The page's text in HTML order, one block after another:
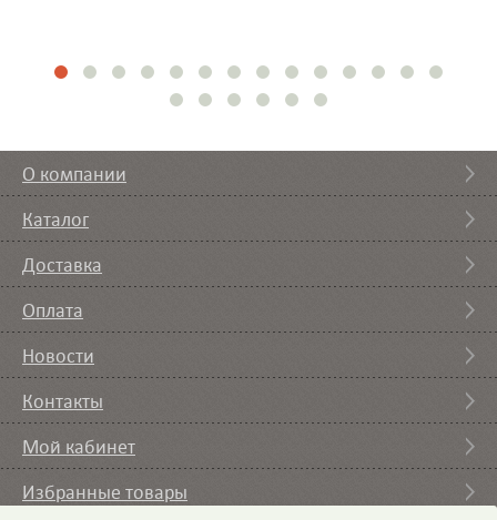
О компании
Каталог
Доставка
Оплата
Новости
Контакты
Мой кабинет
Избранные товары